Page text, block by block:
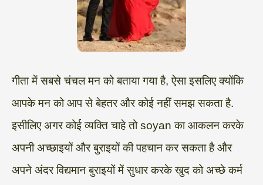
गीता में सबसे चंचल मन को बताया गया है, ऐसा इसलिए क्योंकि
आपके मन को आप से बेहतर और कोई नहीं समझ सकता है.
इसीलिए अगर कोई व्यक्ति चाहे तो soyan का आकलन करके
अपनी अच्छाइयों और बुराइयों की पहचान कर सकता है और
अपने अंदर विद्यमान बुराइयों में सुधार करके खुद को अच्छे कर्म